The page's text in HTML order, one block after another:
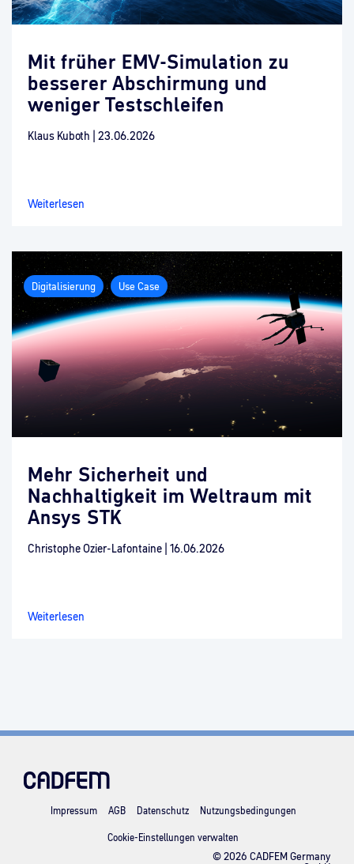
Mit früher EMV-Simulation zu
besserer Abschirmung und
weniger Testschleifen
Klaus Kuboth | 23.06.2026
Weiterlesen
Digitalisierung Use Case
Mehr Sicherheit und
Nachhaltigkeit im Weltraum mit
Ansys STK
Christophe Ozier-Lafontaine | 16.06.2026
Weiterlesen
Impressum AGB Datenschutz Nutzungsbedingungen
Cookie-Einstellungen verwalten
© 2026 CADFEM Germany